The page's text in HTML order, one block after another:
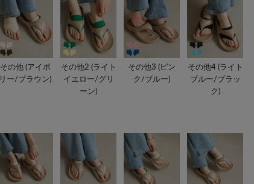
その他 (アイボ
リー/ブラウン)
その他2 (ライト
イエロー/グリ
ーン)
その他3 (ピン
ク/ブルー)
その他4 (ライト
ブルー/ブラッ
ク)